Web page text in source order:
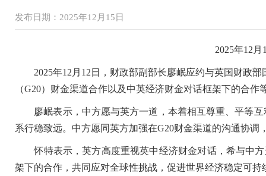
发布日期：2025年12月15日
2025年12
2025年12月12日，财政部副部长廖岷应约与英国财政部
（G20）财金渠道合作以及中英经济财金对话框架下的合作
廖岷表示，中方愿与英方一道，本着相互尊重、平等互
系行稳致远。中方愿同英方加强在G20财金渠道的沟通协
怀特表示，英方高度重视英中经济财金对话，希与中方
架下的合作，共同应对全球性挑战，促进世界经济稳定可持